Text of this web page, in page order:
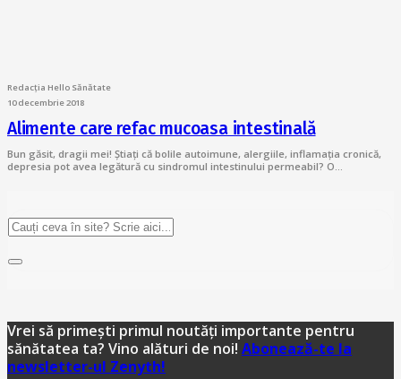
Redacția Hello Sănătate
10 decembrie 2018
Alimente care refac mucoasa intestinală
Bun găsit, dragii mei! Știați că bolile autoimune, alergiile, inflamația cronică,
depresia pot avea legătură cu sindromul intestinului permeabil? O…
Vrei să primești primul noutăți importante pentru
sănătatea ta? Vino alături de noi! Abonează-te la
newsletter-ul Zenyth!